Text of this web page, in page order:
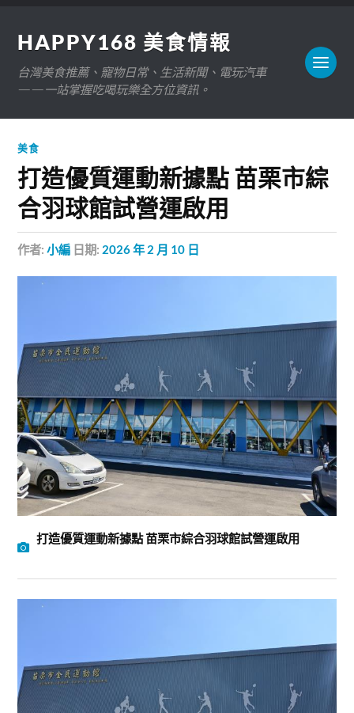
HAPPY168 美食情報
台灣美食推薦、寵物日常、生活新聞、電玩汽車
——一站掌握吃喝玩樂全方位資訊。
美食
打造優質運動新據點 苗栗市綜
合羽球館試營運啟用
作者:小編 日期: 2026 年 2 月 10 日
打造優質運動新據點 苗栗市綜合羽球館試營運啟用